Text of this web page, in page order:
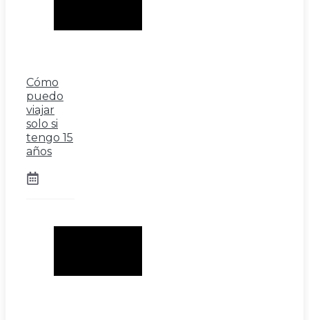
Cómo
puedo
viajar
solo si
tengo 15
años